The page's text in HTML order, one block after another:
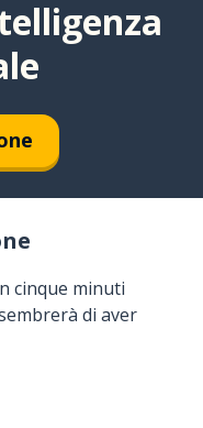
cinque minuti
di aver